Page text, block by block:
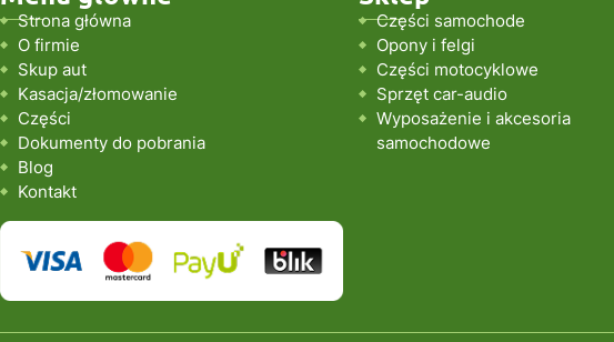
Strona główna
O firmie
Skup aut
Kasacja/złomowanie
Części
Dokumenty do pobrania
Blog
Kontakt
Części samochode
Opony i felgi
Części motocyklowe
Sprzęt car-audio
Wyposażenie i akcesoria
samochodowe